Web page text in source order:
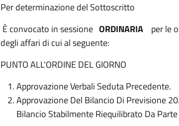
Per determinazione del Sottoscritto
È convocato in sessione ORDINARIAper le
degli affari di cui al seguente:
PUNTO ALL'ORDINE DEL GIORNO
Approvazione Verbali Seduta Precedente.
Approvazione Del Bilancio Di Previsione
Bilancio Stabilmente Riequilibrato Da